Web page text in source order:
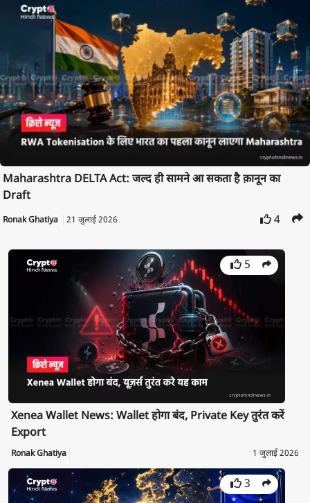
Maharashtra DELTA Act: जल्द ही सामने आ सकता है क़ानून का
Draft
Ronak Ghatiya 21 जुलाई 2026 4
5
Xenea Wallet News: Wallet होगा बंद, Private Key तुरंत करें
Export
Ronak Ghatiya 1 जुलाई 2026
3